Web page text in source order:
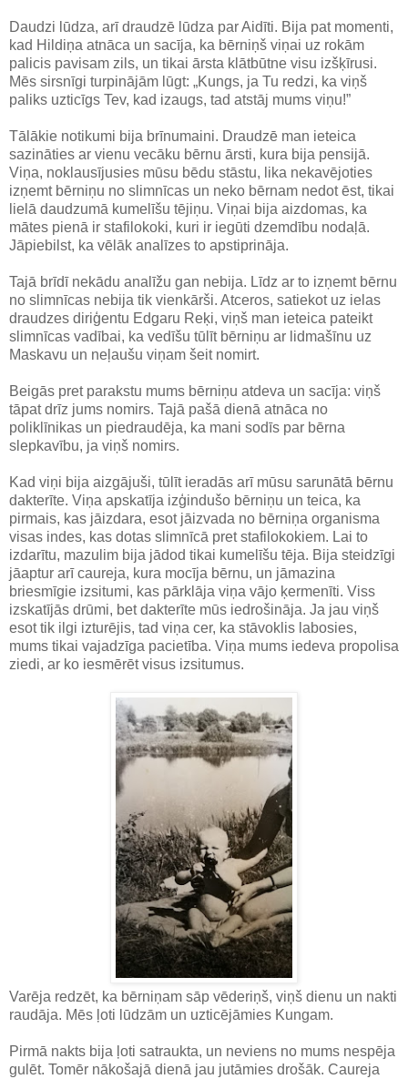
Daudzi lūdza, arī draudzē lūdza par Aidīti. Bija pat momenti,
kad Hildiņa atnāca un sacīja, ka bērniņš viņai uz rokām
palicis pavisam zils, un tikai ārsta klātbūtne visu izšķīrusi.
Mēs sirsnīgi turpinājām lūgt: „Kungs, ja Tu redzi, ka viņš
paliks uzticīgs Tev, kad izaugs, tad atstāj mums viņu!”
Tālākie notikumi bija brīnumaini. Draudzē man ieteica
sazināties ar vienu vecāku bērnu ārsti, kura bija pensijā.
Viņa, noklausījusies mūsu bēdu stāstu, lika nekavējoties
izņemt bērniņu no slimnīcas un neko bērnam nedot ēst, tikai
lielā daudzumā kumelīšu tējiņu. Viņai bija aizdomas, ka
mātes pienā ir stafilokoki, kuri ir iegūti dzemdību nodaļā.
Jāpiebilst, ka vēlāk analīzes to apstiprināja.
Tajā brīdī nekādu analīžu gan nebija. Līdz ar to izņemt bērnu
no slimnīcas nebija tik vienkārši. Atceros, satiekot uz ielas
draudzes diriģentu Edgaru Reķi, viņš man ieteica pateikt
slimnīcas vadībai, ka vedīšu tūlīt bērniņu ar lidmašīnu uz
Maskavu un neļaušu viņam šeit nomirt.
Beigās pret parakstu mums bērniņu atdeva un sacīja: viņš
tāpat drīz jums nomirs. Tajā pašā dienā atnāca no
poliklīnikas un piedraudēja, ka mani sodīs par bērna
slepkavību, ja viņš nomirs.
Kad viņi bija aizgājuši, tūlīt ieradās arī mūsu sarunātā bērnu
dakterīte. Viņa apskatīja izģindušo bērniņu un teica, ka
pirmais, kas jāizdara, esot jāizvada no bērniņa organisma
visas indes, kas dotas slimnīcā pret stafilokokiem. Lai to
izdarītu, mazulim bija jādod tikai kumelīšu tēja. Bija steidzīgi
jāaptur arī caureja, kura mocīja bērnu, un jāmazina
briesmīgie izsitumi, kas pārklāja viņa vājo ķermenīti. Viss
izskatījās drūmi, bet dakterīte mūs iedrošināja. Ja jau viņš
esot tik ilgi izturējis, tad viņa cer, ka stāvoklis labosies,
mums tikai vajadzīga pacietība. Viņa mums iedeva propolisa
ziedi, ar ko iesmērēt visus izsitumus.
Varēja redzēt, ka bērniņam sāp vēderiņš, viņš dienu un nakti
raudāja. Mēs ļoti lūdzām un uzticējāmies Kungam.
Pirmā nakts bija ļoti satraukta, un neviens no mums nespēja
gulēt. Tomēr nākošajā dienā jau jutāmies drošāk. Caureja